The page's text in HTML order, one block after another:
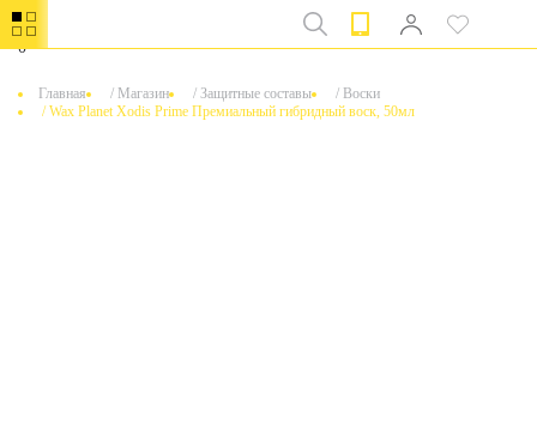
0
Главная / Магазин / Защитные составы / Воски
/Wax Planet Xodis Prime Премиальный гибридный воск, 50мл